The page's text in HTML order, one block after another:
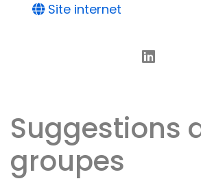
Site internet
Suggestions
groupes